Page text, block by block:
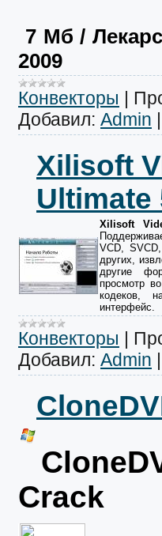
7Mб /
2009
Конвекторы |
Добавил: Admin |
Xilisoft
Ultimate
Xilisoft
VCD,
других,
другие
просмотр
кодеков,
интерфейс.
Конвекторы |
Добавил: Admin |
Crack